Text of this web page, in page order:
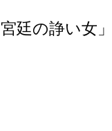
廷の諍い女